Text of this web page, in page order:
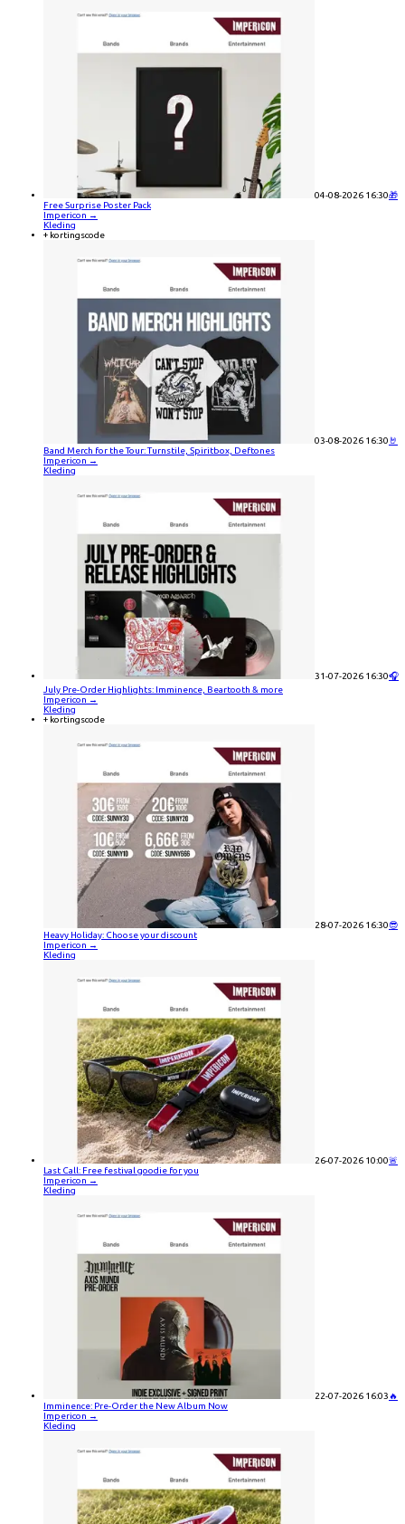
04-08-2026 16:30🎁
Free Surprise Poster Pack
Impericon →
Kleding
+ kortingscode
03-08-2026 16:30🤘
Band Merch for the Tour: Turnstile, Spiritbox, Deftones
Impericon →
Kleding
31-07-2026 16:30🎧
July Pre-Order Highlights: Imminence, Beartooth & more
Impericon →
Kleding
+ kortingscode
28-07-2026 16:30😎
Heavy Holiday: Choose your discount
Impericon →
Kleding
26-07-2026 10:00🚨
Last Call: Free festival goodie for you
Impericon →
Kleding
22-07-2026 16:03🔥
Imminence: Pre-Order the New Album Now
Impericon →
Kleding